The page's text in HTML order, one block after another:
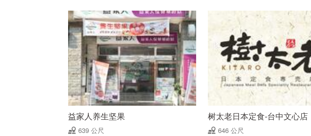
益家人养生坚果
639 公尺
树太老日本定食-台中文心店
646 公尺